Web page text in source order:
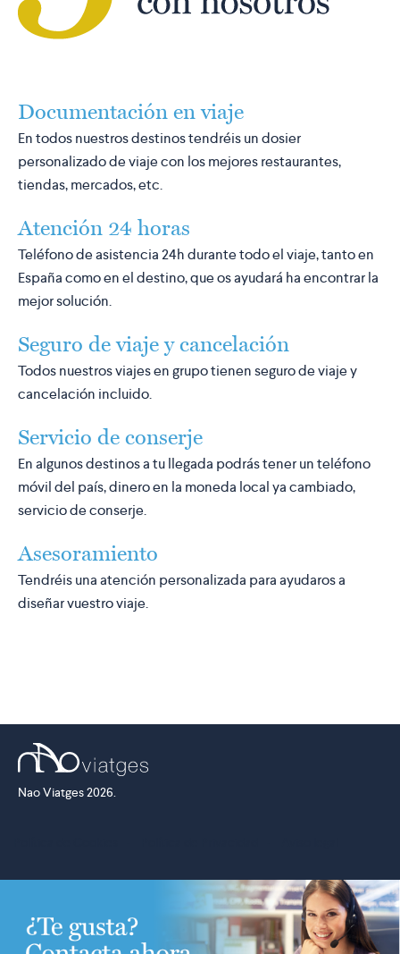
Documentación en viaje
En todos nuestros destinos tendréis un dosier
personalizado de viaje con los mejores restaurantes,
tiendas, mercados, etc.
Atención 24 horas
Teléfono de asistencia 24h durante todo el viaje, tanto en
España como en el destino, que os ayudará ha encontrar la
mejor solución.
Seguro de viaje y cancelación
Todos nuestros viajes en grupo tienen seguro de viaje y
cancelación incluido.
Servicio de conserje
En algunos destinos a tu llegada podrás tener un teléfono
móvil del país, dinero en la moneda local ya cambiado,
servicio de conserje.
Asesoramiento
Tendréis una atención personalizada para ayudaros a
diseñar vuestro viaje.
Nao Viatges 2026.